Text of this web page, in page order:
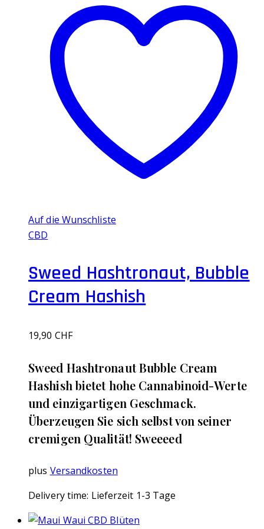
Auf die Wunschliste
CBD
Sweed Hashtronaut, Bubble
Cream Hashish
19,90 CHF
Sweed Hashtronaut Bubble Cream
Hashish bietet hohe Cannabinoid-Werte
und einzigartigen Geschmack.
Überzeugen Sie sich selbst von seiner
cremigen Qualität! Sweeeed
plus Versandkosten
Delivery time: Lieferzeit 1-3 Tage